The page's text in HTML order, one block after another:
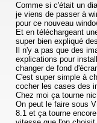
Comme si c'était un
je viens de passer à
pour ce nouveau
Et en téléchargeant
super bien expliqué
Il n'y a pas que des
explications pour
changer de fond
C'est super simple à
cocher les cases des
Chez moi ça tourne
On peut le faire sous
8.1 et ça tourne